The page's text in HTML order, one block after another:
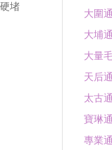
堵
大圍
大埔
大量
天后
太古
寶琳
專業